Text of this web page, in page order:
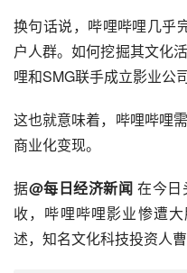
换句话说，哔哩哔哩几乎
户人群。如何挖掘其文化
哩和SMG联手成立影业公
这也就意味着，哔哩哔哩
商业化变现。
据@每日经济新闻 在今日
收，哔哩哔哩影业惨遭
述，知名文化科技投资人